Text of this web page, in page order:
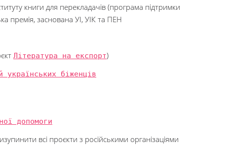
книги для перекладачів (програма підтримки
премія, заснована УІ, УІК та ПЕН
Література на експорт)
біженців
допомоги
всі проєкти з російськими організаціями